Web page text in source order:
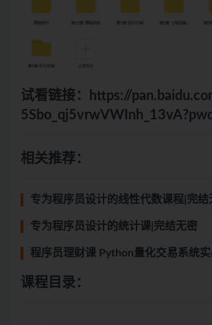
试看链接：
https://
相关推荐：
专为程序员设计的线性代数课程|完结
专为程序员设计的统计课|完结无密
程序员理财课 Python量化交易系统实
课程目录：